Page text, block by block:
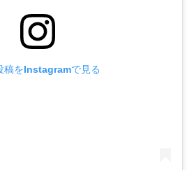
稿をInstagramで見る